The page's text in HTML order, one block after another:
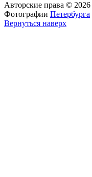
Авторские права © 2026
Фотографии Петербурга
Вернуться наверх